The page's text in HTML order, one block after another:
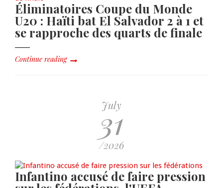
Éliminatoires Coupe du Monde
U20 : Haïti bat El Salvador 2 à 1 et
se rapproche des quarts de finale
Continue reading
July
31
/2026
Infantino accusé de faire pression